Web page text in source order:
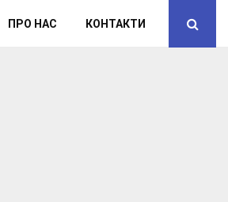
ПРО НАС КОНТАКТИ